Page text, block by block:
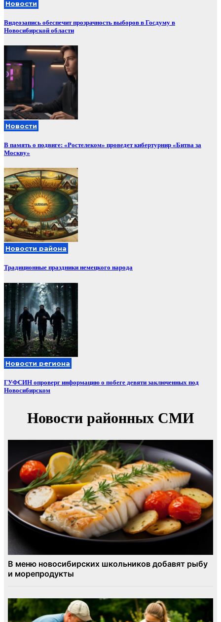
Новости
Видеозапись обеспечит прозрачность выборов в Госдуму в
Новосибирской области
Новости
В память о подвиге: «Ростелеком» проведет кибертурнир «Битва за
Москву»
Новости района
Традиционные праздники немецкого народа
Новости региона
ГУФСИН опроверг информацию о побеге девяти заключенных под
Новосибирском